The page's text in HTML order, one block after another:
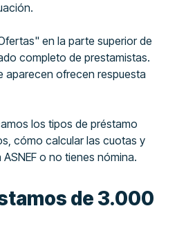
en la parte superior de
completo de prestamistas.
aparecen ofrecen respuesta
los tipos de préstamo
cómo calcular las cuotas y
o no tienes nómina.
de 3.000